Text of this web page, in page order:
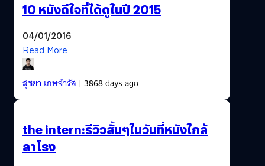
10 หนังดีใจที่ได้ดูในปี 2015
04/01/2016
Read More
สุชยา เกษจำรัส| 3868 days ago
the intern:รีวิวสั้นๆในวันที่หนังใกล้
ลาโรง